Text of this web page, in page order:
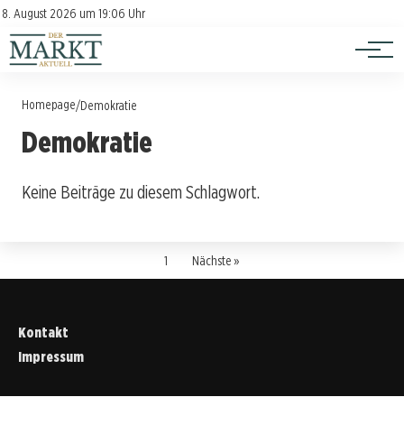
8. August 2026 um 19:06 Uhr
Kontakt
Impressum
Investition
Verbraucherschutz
Homepage/Demokratie
Demokratie
Keine Beiträge zu diesem Schlagwort.
1 Nächste »
Kontakt
Impressum